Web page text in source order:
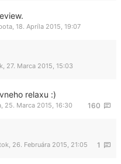
18. Apríla 2015, 19:07
27. Marca 2015, 15:03
relaxu :)
160
25. Marca 2015, 16:30
1
26. Februára 2015, 21:05